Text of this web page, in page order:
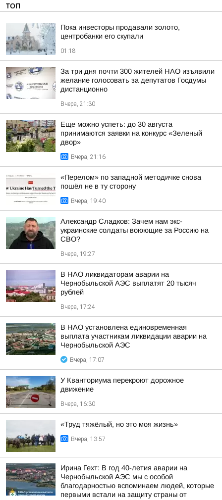
ТОП
Пока инвесторы продавали золото,
центробанки его скупали
01:18
За три дня почти 300 жителей НАО изъявили
желание голосовать за депутатов Госдумы
дистанционно
Вчера, 21:30
Еще можно успеть: до 30 августа
принимаются заявки на конкурс «Зеленый
двор»
Вчера, 21:16
«Перелом» по западной методичке снова
пошёл не в ту сторону
Вчера, 19:40
Александр Сладков: Зачем нам экс-
украинские солдаты воюющие за Россию на
СВО?
Вчера, 19:27
В НАО ликвидаторам аварии на
Чернобыльской АЭС выплатят 20 тысяч
рублей
Вчера, 17:24
В НАО установлена единовременная
выплата участникам ликвидации аварии на
Чернобыльской АЭС
Вчера, 17:07
У Кванториума перекроют дорожное
движение
Вчера, 16:30
«Труд тяжёлый, но это моя жизнь»
Вчера, 13:57
Ирина Гехт: В год 40-летия аварии на
Чернобыльской АЭС мы с особой
благодарностью вспоминаем людей, которые
первыми встали на защиту страны от